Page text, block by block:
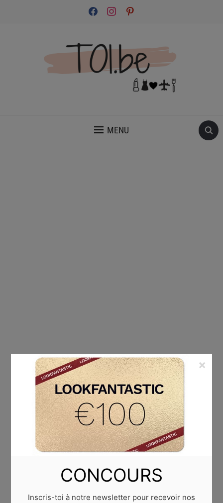
facebookinstagrampinterest
MENU
ÉTIQUETTE :SÉJOUR ILE MAURICE
CONCOURS
Inscris-toi à notre newsletter pour recevoir nos
×